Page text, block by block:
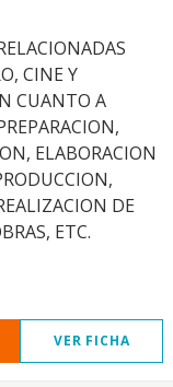
CINE Y
CUANTO A
ELABORACION
DE
ETC.
VER FICHA